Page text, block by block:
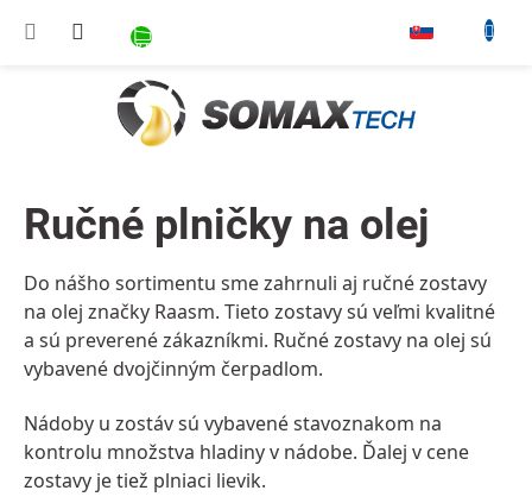
NÁKUPNÝ KOŠÍK
Ručné plničky na olej
Do nášho sortimentu sme zahrnuli aj ručné zostavy
na olej značky Raasm. Tieto zostavy sú veľmi kvalitné
a sú preverené zákazníkmi. Ručné zostavy na olej sú
vybavené dvojčinným čerpadlom.
Nádoby u zostáv sú vybavené stavoznakom na
kontrolu množstva hladiny v nádobe. Ďalej v cene
zostavy je tiež plniaci lievik.